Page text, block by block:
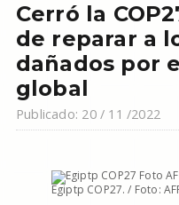
Cerró la
de reparar a
dañados por
global
Publicado: 20 / 11 /2022
Egiptp COP27. / Foto: